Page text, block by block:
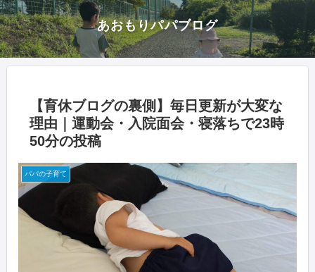
あおもりパパブログ
【育休ブログの裏側】毎日更新が大変な
理由｜運動会・入院面会・寝落ちで23時
50分の投稿
パパの子育て